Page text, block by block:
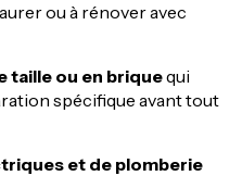
ou à rénover avec
taille ou en briquequi
spécifique avant tout
et de plomberie